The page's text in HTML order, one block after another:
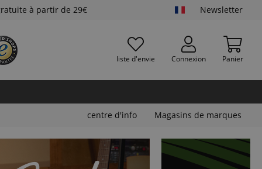
à partir de 29€ Newsletter
liste d'envie Connexion Panier
centre d'info Magasins de marques